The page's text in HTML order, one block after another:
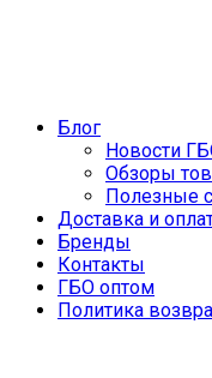
Блог
Новости
Обзоры
Полезные
Доставка и
Бренды
Контакты
ГБО оптом
Политика